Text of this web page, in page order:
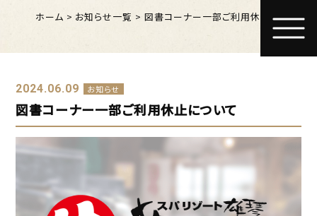
ホーム > お知らせ一覧 >図書コーナー一部ご利用休止について
2024.06.09 お知らせ
図書コーナー一部ご利用休止について